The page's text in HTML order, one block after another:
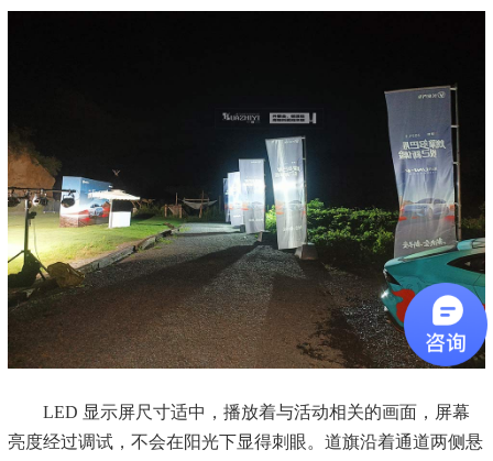
LED 显示屏尺寸适中，播放着与活动相关的画面，屏幕
亮度经过调试，不会在阳光下显得刺眼。道旗沿着通道两侧悬